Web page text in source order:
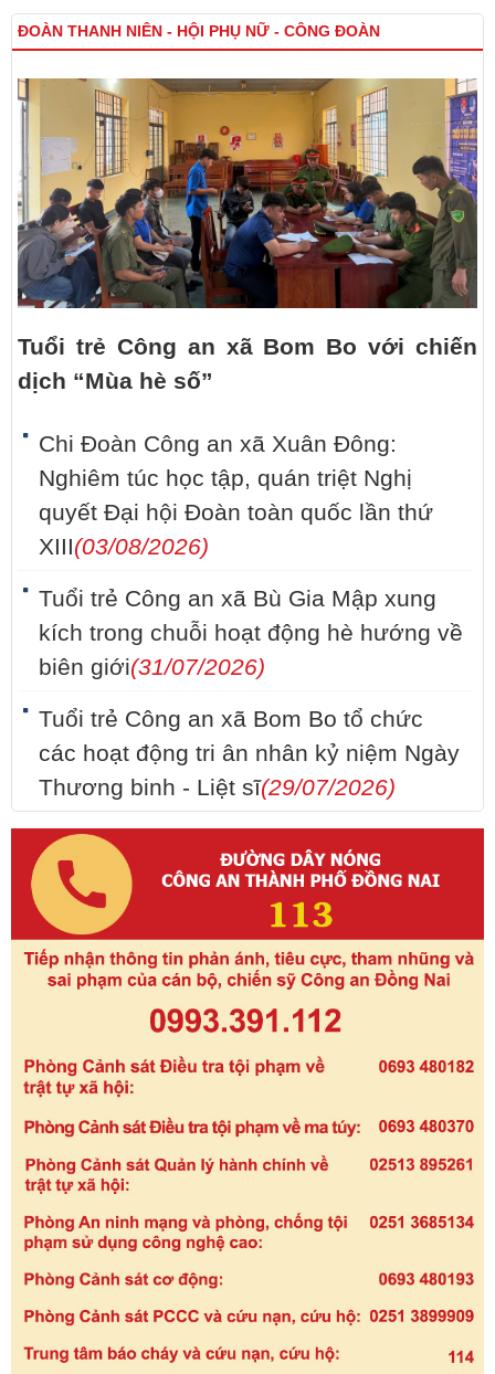
ĐOÀN THANH NIÊN - HỘI PHỤ NỮ - CÔNG ĐOÀN
Tuổi trẻ Công an xã Bom Bo với chiến
dịch “Mùa hè số”
Chi Đoàn Công an xã Xuân Đông:
Nghiêm túc học tập, quán triệt Nghị
quyết Đại hội Đoàn toàn quốc lần thứ
XIII(03/08/2026)
Tuổi trẻ Công an xã Bù Gia Mập xung
kích trong chuỗi hoạt động hè hướng về
biên giới(31/07/2026)
Tuổi trẻ Công an xã Bom Bo tổ chức
các hoạt động tri ân nhân kỷ niệm Ngày
Thương binh - Liệt sĩ(29/07/2026)